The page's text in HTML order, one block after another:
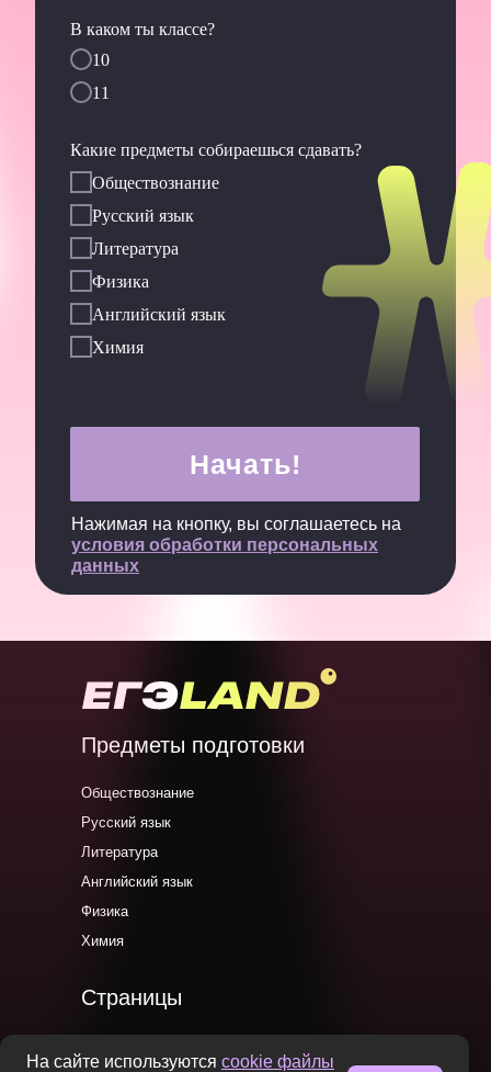
На сайте используются cookie файлы
Начать!
В каком ты классе?
10
11
Какие предметы собираешься сдавать?
Обществознание
Русский язык
Литература
Физика
Английский язык
Химия
Нажимая на кнопку, вы соглашаетесь на
условия обработки персональных
данных
Обществознание
Русский язык
Литература
Английский язык
Физика
Химия
Предметы подготовки
Страницы